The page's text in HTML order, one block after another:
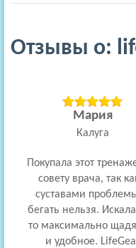
Отзывы о:
Мария
Калуга
Покупала этот
совету врача, так
суставами
бегать нельзя.
то максимально
и удобное.